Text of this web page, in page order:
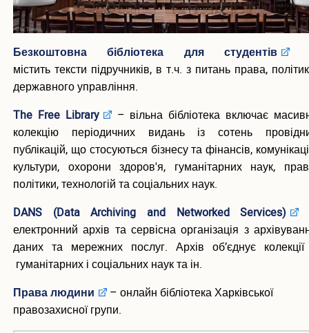
Інші науки
Квартиль журналу і як його знайти
ЕЛЕКТРОННІ РЕСУРСИ
Scopus
Research4Life
ScienceDirect
Coursera
Udemy
Labster
ЕЛЕКТРОННА БІБЛІОТЕКА
Повнотекстні бази книг
Університетські наукові записки
Навчально-методичне забезпечення
Статті НПП університету
Безкоштовна бібліотека для студентів
містить тексти підручників, в т.ч. з питань права,
державного управління.
The Free Library
– вільна бібліотека включає
колекцію періодичних видань із сотень
публікацій, що стосуються бізнесу та фінансів,
культури, охорони здоров'я, гуманітарних наук,
політики, технологій та соціальних наук.
DANS (Data Archiving and Networked Services)
електронний архів та сервісна організація з
даних та мережних послуг. Архів об’єднує
гуманітарних і соціальних наук та ін.
Права людини
– онлайн бібліотека Харківської
правозахисної групи.